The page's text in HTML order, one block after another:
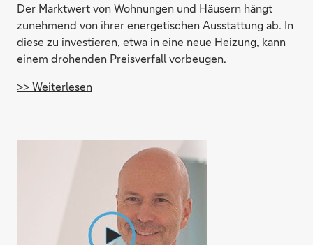
Der Marktwert von Wohnungen und Häusern hängt
zunehmend von ihrer energetischen Ausstattung ab. In
diese zu investieren, etwa in eine neue Heizung, kann
einem drohenden Preisverfall vorbeugen.
>> Weiterlesen